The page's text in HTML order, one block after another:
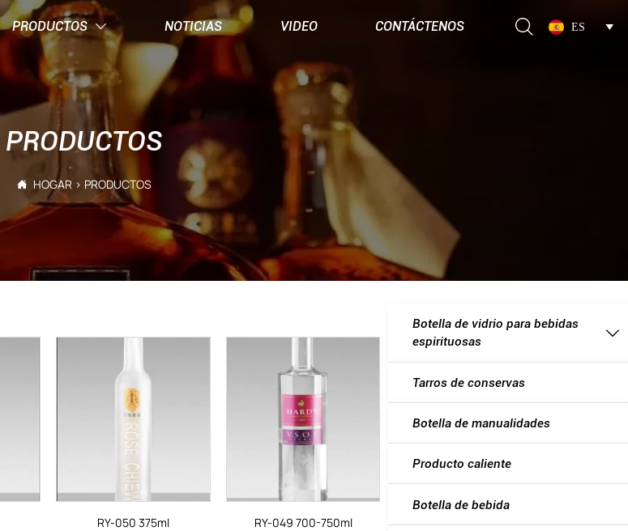
PRODUCTOS  NOTICIAS VIDEO CONTÁCTENOS  ES 
PRODUCTOS
 HOGAR > PRODUCTOS
RY-050 375ml RY-049 700-750ml
Botella de vidrio para bebidas
espirituosas

Tarros de conservas
Botella de manualidades
Producto caliente
Botella de bebida